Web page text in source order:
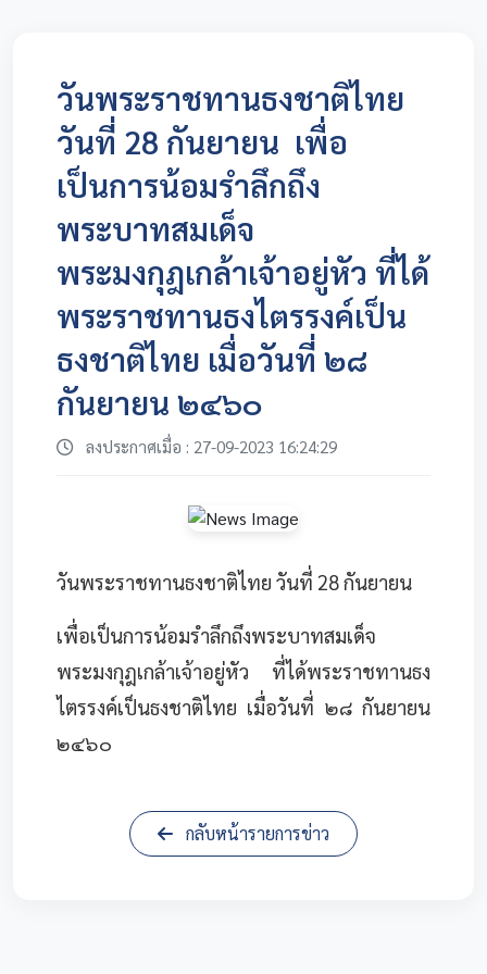
วันพระราชทานธงชาติไทย
วันที่ 28 กันยายน เพื่อ
เป็นการน้อมรำลึกถึง
พระบาทสมเด็จ
พระมงกุฎเกล้าเจ้าอยู่หัว ที่ได้
พระราชทานธงไตรรงค์เป็น
ธงชาติไทย เมื่อวันที่ ๒๘
กันยายน ๒๔๖๐
ลงประกาศเมื่อ : 27-09-2023 16:24:29
วันพระราชทานธงชาติไทย วันที่ 28 กันยายน
เพื่อเป็นการน้อมรำลึกถึงพระบาทสมเด็จ
พระมงกุฎเกล้าเจ้าอยู่หัว ที่ได้พระราชทานธง
ไตรรงค์เป็นธงชาติไทย เมื่อวันที่ ๒๘ กันยายน
๒๔๖๐
กลับหน้ารายการข่าว